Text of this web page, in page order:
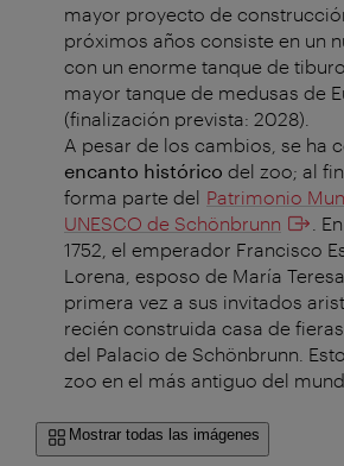
mayor proyecto de
próximos años consiste en un
con un enorme tanque de
mayor tanque de medusas de
(finalización prevista: 2028).
A pesar de los cambios, se ha
encanto histórico del zoo; al
forma parte del Patrimonio
UNESCO de Schönbrunn
.
1752, el emperador Francisco
Lorena, esposo de María
primera vez a sus invitados
recién construida casa de
del Palacio de Schönbrunn.
zoo en el más antiguo del
Mostrar todas las imágenes